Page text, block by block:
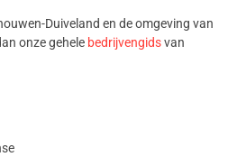
Duiveland en de omgeving van
onze gehele bedrijvengidsvan